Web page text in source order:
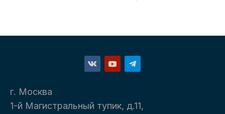
г. Москва
1-й Магистральный тупик, д.11,